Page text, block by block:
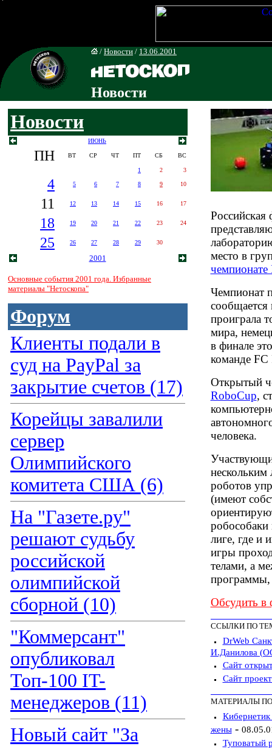
/ Новости / 13.06.2001
Новости
Новости
ИЮНЬ
ПН ВТ СР ЧТ ПТ СБ ВС
1 2 3
4 5 6 7 8 9 10
11 12 13 14 15 16 17
18 19 20 21 22 23 24
25 26 27 28 29 30
2001
Основные события 2001 года. Избранные
материалы "Нетоскопа"
Форум
Клиенты подали в
суд на PayPal за
закрытие счетов (17)
Корейцы завалили
сервер
Олимпийского
комитета США (6)
На "Газете.ру"
решают судьбу
российской
олимпийской
сборной (10)
"Коммерсант"
опубликовал
Топ-100 IT-
менеджеров (11)
Новый сайт "За
Российская
место в
Чемпионат
сообщается
проиграла
мира,
в финале
команде FC
Открытый
RoboCup,
человека.
роботов
(имеют
лиге, где и
игры
телами, а
программы,
Обсудить в
ССЫЛКИ ПО
DrWeb
И.Данилова
Сайт
Сайт
МАТЕРИАЛЫ
жены-
Туповатый